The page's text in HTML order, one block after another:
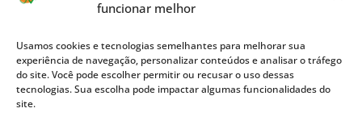
funcionar melhor
Usamos cookies e tecnologias semelhantes para melhorar sua
experiência de navegação, personalizar conteúdos e analisar o tráfego
do site. Você pode escolher permitir ou recusar o uso dessas
tecnologias. Sua escolha pode impactar algumas funcionalidades do
site.
tecnologia
blockchain que, segundo ele, pode
agilizar ainda mais o processo e reduzir os custos
operacionais.